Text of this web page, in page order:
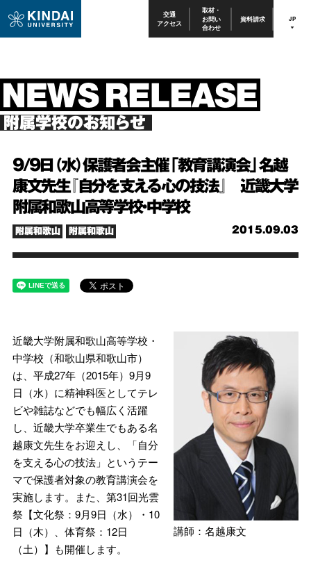
交通
アクセス
取材・
お問い
合わせ
資料請求 JP
附属学校のお知らせ
9/9日（水）保護者会主催「教育講演会」名越
康文先生『自分を支える心の技法』 近畿大学
附属和歌山高等学校・中学校
2015.09.03
附属和歌山 附属和歌山
講師：名越康文
近畿大学附属和歌山高等学校・
中学校（和歌山県和歌山市）
は、平成27年（2015年）9月9
日（水）に精神科医としてテレ
ビや雑誌などでも幅広く活躍
し、近畿大学卒業生でもある名
越康文先生をお迎えし、「自分
を支える心の技法」というテー
マで保護者対象の教育講演会を
実施します。また、第31回光雲
祭【文化祭：9月9日（水）・10
日（木）、体育祭：12日
（土）】も開催します。